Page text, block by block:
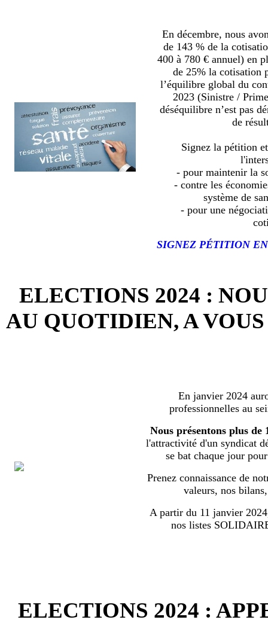
En décembre, nous
de 143 % de la
400 à 780 € annuel) en
de 25% la cotisation
l’équilibre global du
2023 (Sinistre /
déséquilibre n’est pas
de
Signez la pétition
- pour maintenir la
- contre les
système de
- pour une
SIGNEZ PÉTITION
ELECTIONS 2024 :
AU QUOTIDIEN, A
En janvier 2024
professionnelles au
Nous présentons plus de
l'attractivité d'un syndicat
se bat chaque jour
Prenez connaissance de
valeurs, nos
A partir du 11 janvier
nos listes
ELECTIONS 2024 :